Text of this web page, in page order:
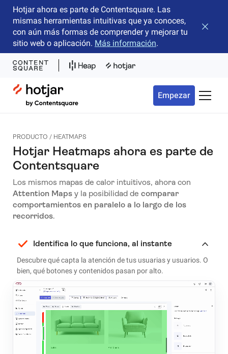
Hotjar ahora es parte de Contentsquare. Las
mismas herramientas intuitivas que ya conoces,
con aún más formas de comprender y mejorar tu
sitio web o aplicación. Más información.
Cerrar
Hotjar Logo
Empezar Menú
PRODUCTO / HEATMAPS
Hotjar Heatmaps ahora es parte de
Contentsquare
Los mismos mapas de calor intuitivos, ahora con
Attention Mapsy la posibilidad de comparar
comportamientos en paralelo a lo largo de los
recorridos.
Identifica lo que funciona, al instante
Descubre qué capta la atención de tus usuarias y usuarios. O
bien, qué botones y contenidos pasan por alto.